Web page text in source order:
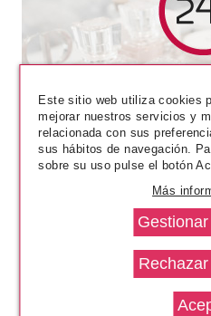
Pvr 2.99€
-5%
Este sitio web utiliza cookies
mejorar nuestros servicios y
relacionada con sus
sus hábitos de navegación.
sobre su uso pulse el botón
Más